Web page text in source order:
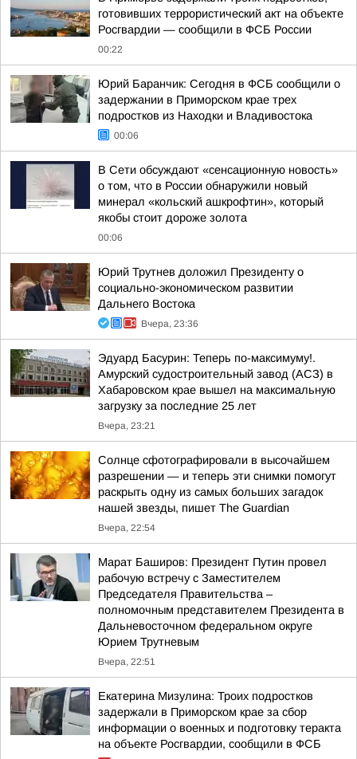
готовивших террористический акт на объекте
Росгвардии — сообщили в ФСБ России
00:22
Юрий Баранчик: Сегодня в ФСБ сообщили о
задержании в Приморском крае трех
подростков из Находки и Владивостока
00:06
В Сети обсуждают «сенсационную новость»
о том, что в России обнаружили новый
минерал «кольский ашкрофтин», который
якобы стоит дороже золота
00:06
Юрий Трутнев доложил Президенту о
социально-экономическом развитии
Дальнего Востока
Вчера, 23:36
Эдуард Басурин: Теперь по-максимуму!.
Амурский судостроительный завод (АСЗ) в
Хабаровском крае вышел на максимальную
загрузку за последние 25 лет
Вчера, 23:21
Солнце сфотографировали в высочайшем
разрешении — и теперь эти снимки помогут
раскрыть одну из самых больших загадок
нашей звезды, пишет The Guardian
Вчера, 22:54
Марат Баширов: Президент Путин провел
рабочую встречу с Заместителем
Председателя Правительства –
полномочным представителем Президента в
Дальневосточном федеральном округе
Юрием Трутневым
Вчера, 22:51
Екатерина Мизулина: Троих подростков
задержали в Приморском крае за сбор
информации о военных и подготовку теракта
на объекте Росгвардии, сообщили в ФСБ